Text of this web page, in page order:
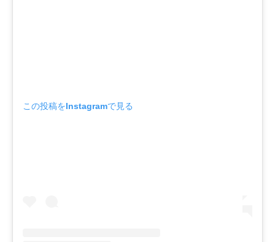
この投稿をInstagramで見る